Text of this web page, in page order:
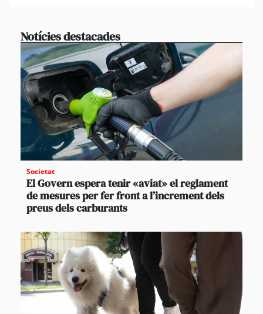
Notícies destacades
Societat
El Govern espera tenir «aviat» el reglament
de mesures per fer front a l’increment dels
preus dels carburants